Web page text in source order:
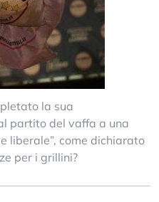
la sua
partito del vaffa a una
liberale”, come dichiarato
per i grillini?